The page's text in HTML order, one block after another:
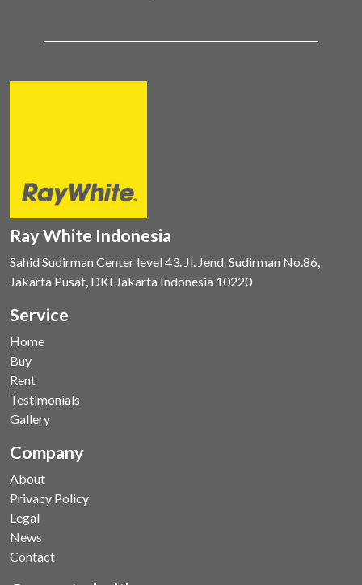
Ray White Indonesia
Sahid Sudirman Center level 43. Jl. Jend. Sudirman No.86,
Jakarta Pusat, DKI Jakarta Indonesia 10220
Service
Home
Buy
Rent
Testimonials
Gallery
Company
About
Privacy Policy
Legal
News
Contact